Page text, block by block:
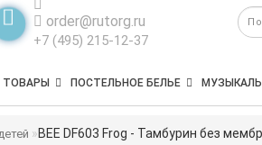
order@rutorg.ru
+7 (495) 215-12-37
ТОВАРЫ ПОСТЕЛЬНОЕ БЕЛЬЕ
BEE DF603 Frog - Тамбурин без